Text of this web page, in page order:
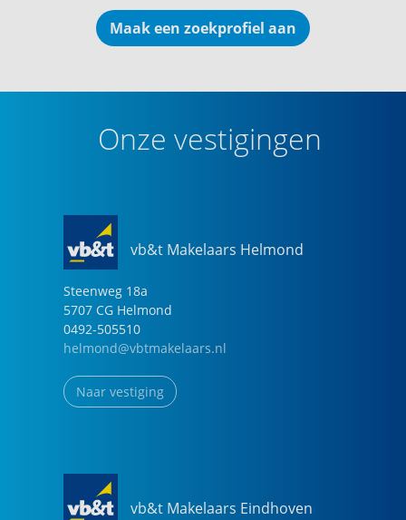
Maak een zoekprofiel aan
Onze vestigingen
vb&t Makelaars Helmond
Steenweg 18a
5707 CG Helmond
0492-505510
helmond@vbtmakelaars.nl
Naar vestiging
vb&t Makelaars Eindhoven